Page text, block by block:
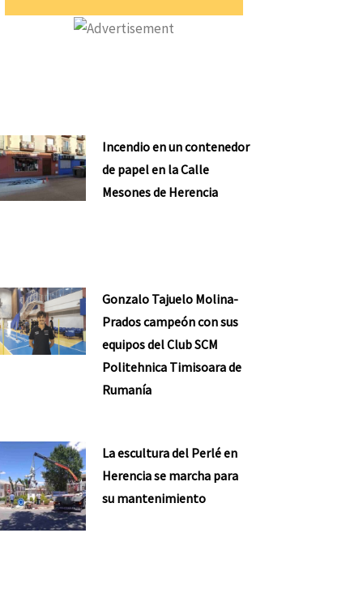
Incendio en un contenedor
de papel en la Calle
Mesones de Herencia
Gonzalo Tajuelo Molina-
Prados campeón con sus
equipos del Club SCM
Politehnica Timisoara de
Rumanía
La escultura del Perlé en
Herencia se marcha para
su mantenimiento